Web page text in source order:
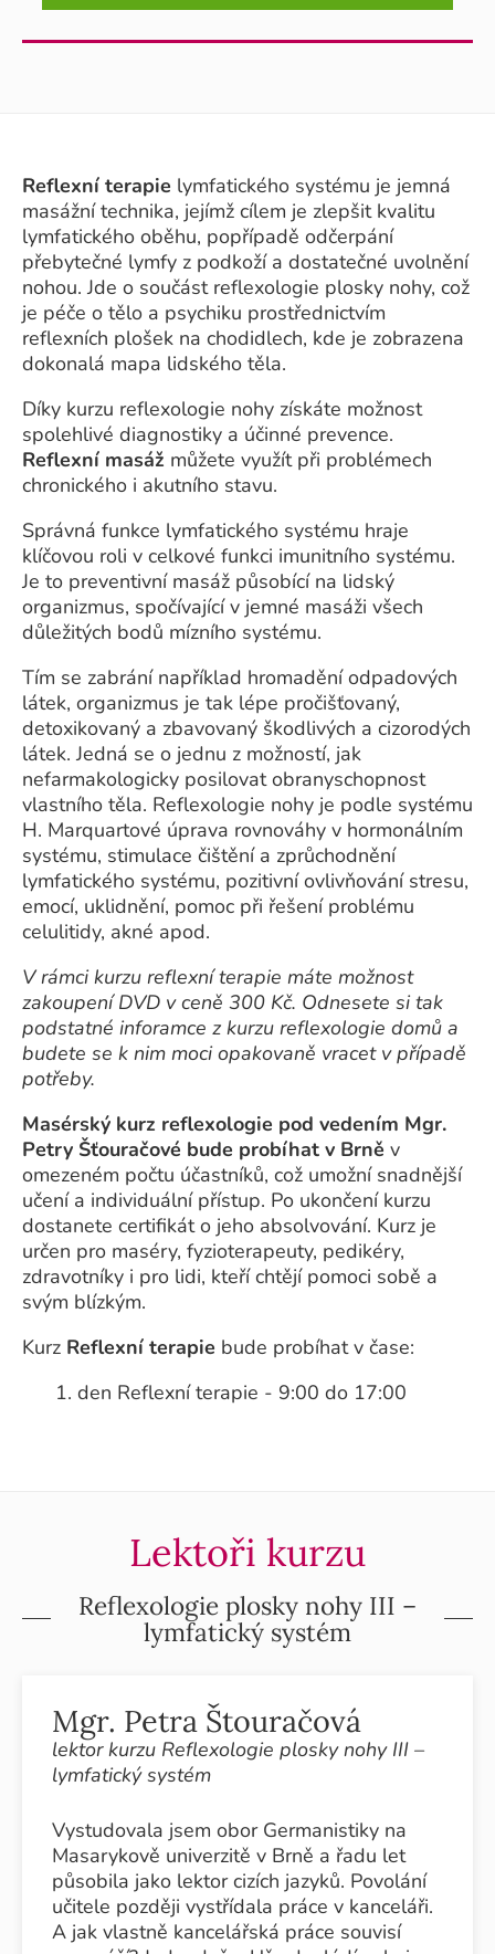
Reflexní terapie lymfatického systému je jemná
masážní technika, jejímž cílem je zlepšit kvalitu
lymfatického oběhu, popřípadě odčerpání
přebytečné lymfy z podkoží a dostatečné uvolnění
nohou. Jde o součást reflexologie plosky nohy, což
je péče o tělo a psychiku prostřednictvím
reflexních plošek na chodidlech, kde je zobrazena
dokonalá mapa lidského těla.
Díky kurzu reflexologie nohy získáte možnost
spolehlivé diagnostiky a účinné prevence.
Reflexní masáž můžete využít při problémech
chronického i akutního stavu.
Správná funkce lymfatického systému hraje
klíčovou roli v celkové funkci imunitního systému.
Je to preventivní masáž působící na lidský
organizmus, spočívající v jemné masáži všech
důležitých bodů mízního systému.
Tím se zabrání například hromadění odpadových
látek, organizmus je tak lépe pročišťovaný,
detoxikovaný a zbavovaný škodlivých a cizorodých
látek. Jedná se o jednu z možností, jak
nefarmakologicky posilovat obranyschopnost
vlastního těla. Reflexologie nohy je podle systému
H. Marquartové úprava rovnováhy v hormonálním
systému, stimulace čištění a zprůchodnění
lymfatického systému, pozitivní ovlivňování stresu,
emocí, uklidnění, pomoc při řešení problému
celulitidy, akné apod.
V rámci kurzu reflexní terapie máte možnost
zakoupení DVD v ceně 300 Kč. Odnesete si tak
podstatné inforamce z kurzu reflexologie domů a
budete se k nim moci opakovaně vracet v případě
potřeby.
Masérský kurz reflexologie pod vedením Mgr.
Petry Šťouračové bude probíhat v Brně v
omezeném počtu účastníků, což umožní snadnější
učení a individuální přístup. Po ukončení kurzu
dostanete certifikát o jeho absolvování. Kurz je
určen pro maséry, fyzioterapeuty, pedikéry,
zdravotníky i pro lidi, kteří chtějí pomoci sobě a
svým blízkým.
Kurz Reflexní terapie bude probíhat v čase:
1. den Reflexní terapie - 9:00 do 17:00
Lektoři kurzu
Reflexologie plosky nohy III –
lymfatický systém
Mgr. Petra Štouračová
lektor kurzu Reflexologie plosky nohy III –
lymfatický systém
Vystudovala jsem obor Germanistiky na
Masarykově univerzitě v Brně a řadu let
působila jako lektor cizích jazyků. Povolání
učitele později vystřídala práce v kanceláři.
A jak vlastně kancelářská práce souvisí